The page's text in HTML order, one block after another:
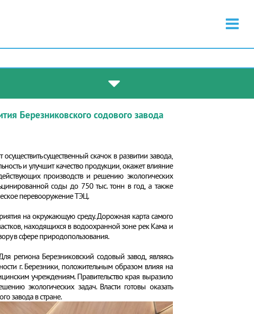
Березниковского содового завода
существенный скачок в развитии завода,
и улучшит качество продукции, окажет влияние
производств и решению экологических
соды до 750 тыс. тонн в год, а также
перевооружение ТЭЦ.
на окружающую среду. Дорожная карта самого
находящихся в водоохранной зоне рек Кама и
в сфере природопользования.
региона Березниковский содовый завод, являясь
г. Березники, положительным образом влияя на
учреждениям. Правительство края выразило
экологических задач. Власти готовы оказать
завода в стране.